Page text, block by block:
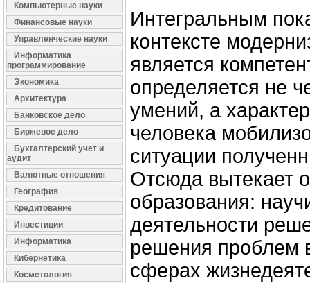
Компьютерные науки
Финансовые науки
Управленческие науки
Информатика
программирование
Экономика
Архитектура
Банковское дело
Биржевое дело
Бухгалтерский учет и
аудит
Валютные отношения
География
Кредитование
Инвестиции
Информатика
Кибернетика
Косметология
Интегральным
контексте
является
определяется не
умений, а
человека
ситуации
Отсюда вытекает
образования:
деятельности
решения проблем
сферах